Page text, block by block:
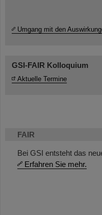
FAIR
Bei GSI entsteht das
Erfahren Sie mehr.
Umgang mit den
GSI-FAIR Kolloquium
Aktuelle Termine